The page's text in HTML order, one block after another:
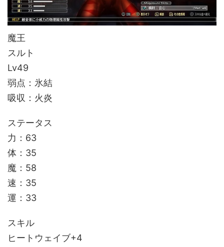
魔王
スルト
Lv49
弱点：氷結
吸収：火炎
ステータス
力：63
体：35
魔：58
速：35
運：33
スキル
ヒートウェイブ+4